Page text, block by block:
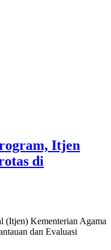
Itjen
di
(Itjen) Kementerian Agama
dan Evaluasi